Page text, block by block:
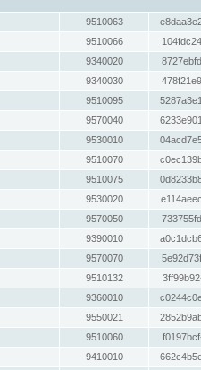
9510063
9510066
9340020
9340030
9510095
9570040
9530010
9510070
9510075
9530020
9570050
9390010
9570070
9510132
9360010
9550021
9510060
9410010